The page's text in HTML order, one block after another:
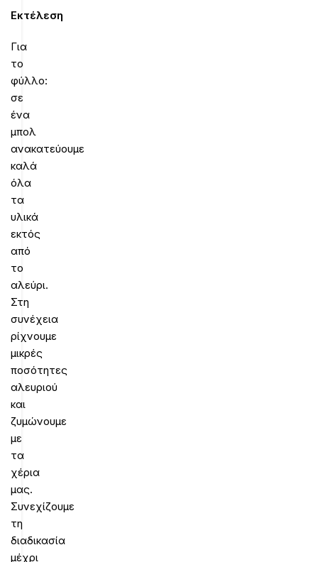
Εκτέλεση
Για
το
φύλλο:
σε
ένα
μπολ
ανακατεύουμε
καλά
όλα
τα
υλικά
εκτός
από
το
αλεύρι.
Στη
συνέχεια
ρίχνουμε
μικρές
ποσότητες
αλευριού
και
ζυμώνουμε
με
τα
χέρια
μας.
Συνεχίζουμε
τη
διαδικασία
μέχρι